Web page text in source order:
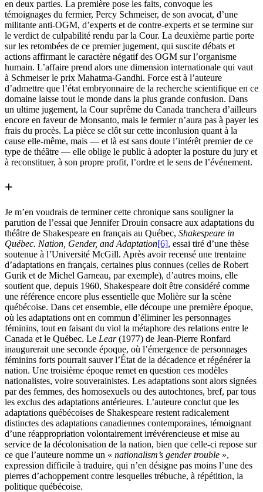
en deux parties. La première pose les faits, convoque les
témoignages du fermier, Percy Schmeiser, de son avocat, d’une
militante anti-OGM, d’experts et de contre-experts et se termine sur
le verdict de culpabilité rendu par la Cour. La deuxième partie porte
sur les retombées de ce premier jugement, qui suscite débats et
actions affirmant le caractère négatif des OGM sur l’organisme
humain. L’affaire prend alors une dimension internationale qui vaut
à Schmeiser le prix Mahatma-Gandhi. Force est à l’auteure
d’admettre que l’état embryonnaire de la recherche scientifique en ce
domaine laisse tout le monde dans la plus grande confusion. Dans
un ultime jugement, la Cour suprême du Canada tranchera d’ailleurs
encore en faveur de Monsanto, mais le fermier n’aura pas à payer les
frais du procès. La pièce se clôt sur cette inconlusion quant à la
cause elle-même, mais — et là est sans doute l’intérêt premier de ce
type de théâtre — elle oblige le public à adopter la posture du jury et
à reconstituer, à son propre profit, l’ordre et le sens de l’événement.
+
Je m’en voudrais de terminer cette chronique sans souligner la
parution de l’essai que Jennifer Drouin consacre aux adaptations du
théâtre de Shakespeare en français au Québec, Shakespeare in
Québec. Nation, Gender, and Adaptation[6], essai tiré d’une thèse
soutenue à l’Université McGill. Après avoir recensé une trentaine
d’adaptations en français, certaines plus connues (celles de Robert
Gurik et de Michel Garneau, par exemple), d’autres moins, elle
soutient que, depuis 1960, Shakespeare doit être considéré comme
une référence encore plus essentielle que Molière sur la scène
québécoise. Dans cet ensemble, elle découpe une première époque,
où les adaptations ont en commun d’éliminer les personnages
féminins, tout en faisant du viol la métaphore des relations entre le
Canada et le Québec. Le Lear(1977) de Jean-Pierre Ronfard
inaugurerait une seconde époque, où l’émergence de personnages
féminins forts pourrait sauver l’État de la décadence et régénérer la
nation. Une troisième époque remet en question ces modèles
nationalistes, voire souverainistes. Les adaptations sont alors signées
par des femmes, des homosexuels ou des autochtones, bref, par tous
les exclus des adaptations antérieures. L’auteure conclut que les
adaptations québécoises de Shakespeare restent radicalement
distinctes des adaptations canadiennes contemporaines, témoignant
d’une réappropriation volontairement irrévérencieuse et mise au
service de la décolonisation de la nation, bien que celle-ci repose sur
ce que l’auteure nomme un « nationalism’s gender trouble »,
expression difficile à traduire, qui n’en désigne pas moins l’une des
pierres d’achoppement contre lesquelles trébuche, à répétition, la
politique québécoise.